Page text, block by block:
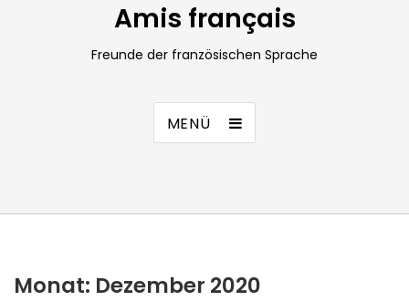
Amis français
Freunde der französischen Sprache
MENÜ
Monat: Dezember 2020